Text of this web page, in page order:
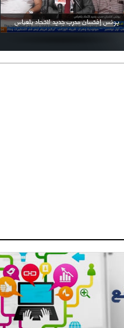
14:42
- 2021/07/27
أوهارا: "محرز، فودن ودي بروين..
فيديو الإعلان الرسمي عن شعار بطولة كأس
العالم FIFA قطر 2022